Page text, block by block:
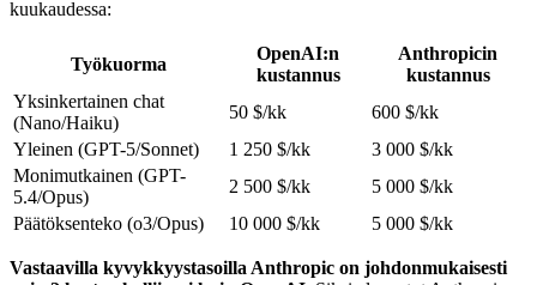
kuukaudessa:
Työkuorma
OpenAI:n
kustannus
Anthropicin
kustannus
Yksinkertainen chat
(Nano/Haiku)
50 $/kk
600 $/kk
Yleinen (GPT-5/Sonnet)
1 250 $/kk
3 000 $/kk
Monimutkainen (GPT-
5.4/Opus)
2 500 $/kk
5 000 $/kk
Päätöksenteko (o3/Opus)
10 000 $/kk 5 000 $/kk
Vastaavilla kyvykkyystasoilla Anthropic on johdonmukaisesti